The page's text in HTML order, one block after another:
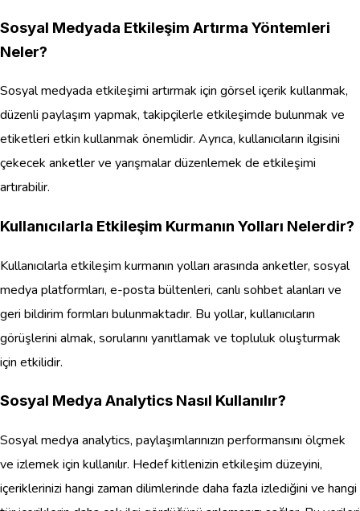
Sosyal Medyada Etkileşim Artırma Yöntemleri
Neler?
Sosyal medyada etkileşimi artırmak için görsel içerik kullanmak,
düzenli paylaşım yapmak, takipçilerle etkileşimde bulunmak ve
etiketleri etkin kullanmak önemlidir. Ayrıca, kullanıcıların ilgisini
çekecek anketler ve yarışmalar düzenlemek de etkileşimi
artırabilir.
Kullanıcılarla Etkileşim Kurmanın Yolları Nelerdir?
Kullanıcılarla etkileşim kurmanın yolları arasında anketler, sosyal
medya platformları, e-posta bültenleri, canlı sohbet alanları ve
geri bildirim formları bulunmaktadır. Bu yollar, kullanıcıların
görüşlerini almak, sorularını yanıtlamak ve topluluk oluşturmak
için etkilidir.
Sosyal Medya Analytics Nasıl Kullanılır?
Sosyal medya analytics, paylaşımlarınızın performansını ölçmek
ve izlemek için kullanılır. Hedef kitlenizin etkileşim düzeyini,
içeriklerinizi hangi zaman dilimlerinde daha fazla izlediğini ve hangi